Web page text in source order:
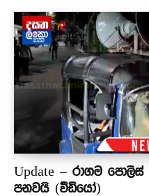
Update – රාගම
පනවයි (වීඩියෝ)